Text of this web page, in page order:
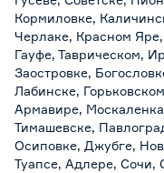
Кормиловке,
Черлаке, Красном
Гауфе, Таврическом,
Заостровке,
Лабинске,
Армавире,
Тимашевске,
Осиповке, Джубге,
Туапсе, Адлере, Сочи,